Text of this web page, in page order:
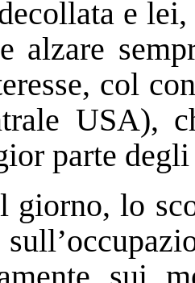
e
alzare
col
USA),
parte
giorno, lo